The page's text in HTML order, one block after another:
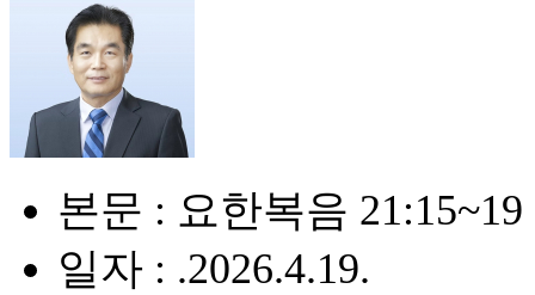
본문 : 요한복음 21:15~19
일자 : .2026.4.19.